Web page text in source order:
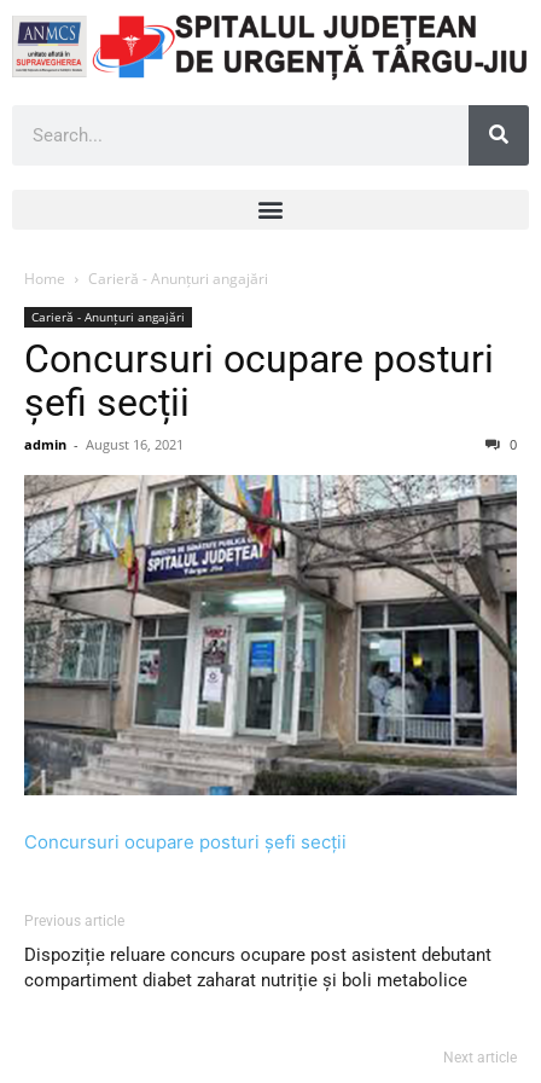
Home Carieră - Anunțuri angajări
Carieră - Anunțuri angajări
Concursuri ocupare posturi
șefi secții
admin - August 16, 2021 0
Concursuri ocupare posturi șefi secții
Previous article
Dispoziție reluare concurs ocupare post asistent debutant
compartiment diabet zaharat nutriție și boli metabolice
Next article